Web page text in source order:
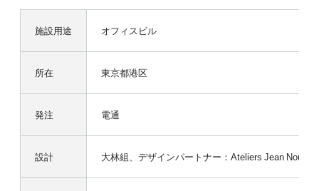
施設用途 オフィスビル
所在 東京都港区
発注 電通
設計 大林組、デザインパートナー：Ateliers Jean Nouvel